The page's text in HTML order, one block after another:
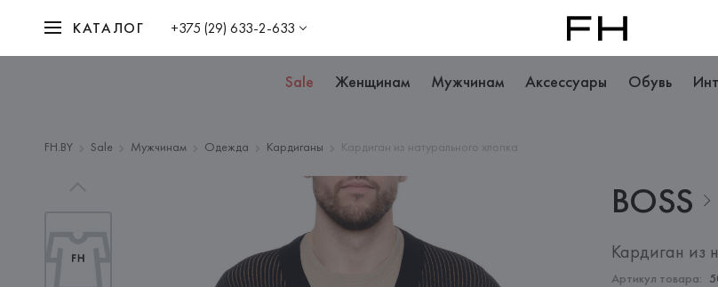
КАТАЛОГ +375 (29) 633-2-633
Sale Женщинам Мужчинам Аксессуары Обувь
FH.BY Sale Мужчинам Одежда Кардиганы Кардиган из натурального хлопка
BOSS
Кардиган из
Артикул товара: